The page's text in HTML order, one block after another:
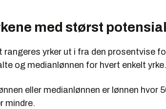
med størst
rangeres yrker ut i fra den prosentvise
og medianlønnen for hvert enkelt yrke.
eller medianlønnen er lønnen hvor
mindre.